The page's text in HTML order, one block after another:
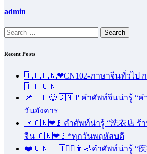
admin
Search
for:
Recent Posts
🇹🇭🇨🇳❤CN102-ภาษาจีนทั่วไป
🇹🇭🇨🇳
📌🇹🇭😀🇨🇳🚩คำศัพท์จีนน่ารู้ “ค
วันอังคาร
📌🇨🇳❤🚩คำศัพท์น่ารู้ “洗衣店 ร้
จีน 🇨🇳❤🚩*ทุกวันพฤหัสบดี
❤️🇨🇳🇹🇭🧑‍⚕️👩‍🦽คำศัพท์น่ารู้ “疾